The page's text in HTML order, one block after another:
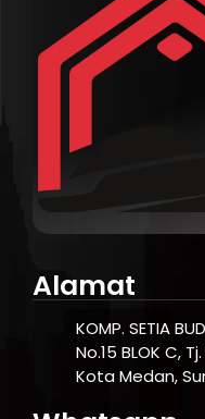
Alamat
KOMP. SETIA
No.15 BLOK C,
Kota Medan,